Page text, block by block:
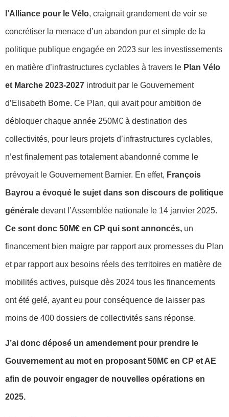
l’Alliance pour le Vélo , craignait grandement de voir se
concrétiser la menace d’un abandon pur et simple de la
politique publique engagée en 2023 sur les investissements
en matière d’infrastructures cyclables à travers le Plan Vélo
et Marche 2023-2027 introduit par le Gouvernement
d’Elisabeth Borne. Ce Plan, qui avait pour ambition de
débloquer chaque année 250M€ à destination des
collectivités, pour leurs projets d’infrastructures cyclables,
n’est finalement pas totalement abandonné comme le
prévoyait le Gouvernement Barnier. En effet, François
Bayrou a évoqué le sujet dans son discours de politique
générale devant l’Assemblée nationale le 14 janvier 2025.
Ce sont donc 50M€ en CP qui sont annoncés, un
financement bien maigre par rapport aux promesses du Plan
et par rapport aux besoins réels des territoires en matière de
mobilités actives, puisque dès 2024 tous les financements
ont été gelé, ayant eu pour conséquence de laisser pas
moins de 400 dossiers de collectivités sans réponse.
J’ai donc déposé un amendement pour prendre le
Gouvernement au mot en proposant 50M€ en CP et AE
afin de pouvoir engager de nouvelles opérations en
2025.